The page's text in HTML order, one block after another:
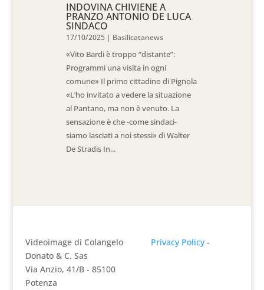
INDOVINA CHIVIENE A
PRANZO ANTONIO DE LUCA
SINDACO
17/10/2025 | Basilicatanews
«Vito Bardi è troppo “distante”:
Programmi una visita in ogni
comune» Il primo cittadino di Pignola
«L’ho invitato a vedere la situazione
al Pantano, ma non è venuto. La
sensazione è che -come sindaci-
siamo lasciati a noi stessi» di Walter
De Stradis In...
Videoimage di Colangelo
Donato & C. Sas
Via Anzio, 41/B - 85100
Potenza
Privacy Policy -